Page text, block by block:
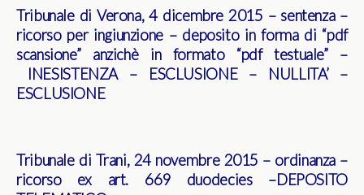
Tribunale di Verona, 4 dicembre 2015 – sentenza –
ricorso per ingiunzione – deposito in forma di “pdf
scansione” anzichè in formato “pdf testuale” –
INESISTENZA – ESCLUSIONE – NULLITA’ –
ESCLUSIONE
Tribunale di Trani, 24 novembre 2015 – ordinanza –
ricorso ex art. 669 duodecies –DEPOSITO